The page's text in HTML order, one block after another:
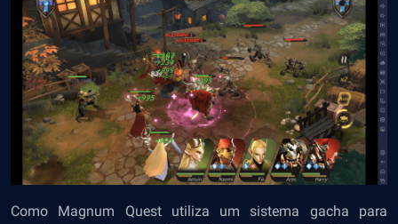
Como Magnum Quest utiliza um sistema gacha para